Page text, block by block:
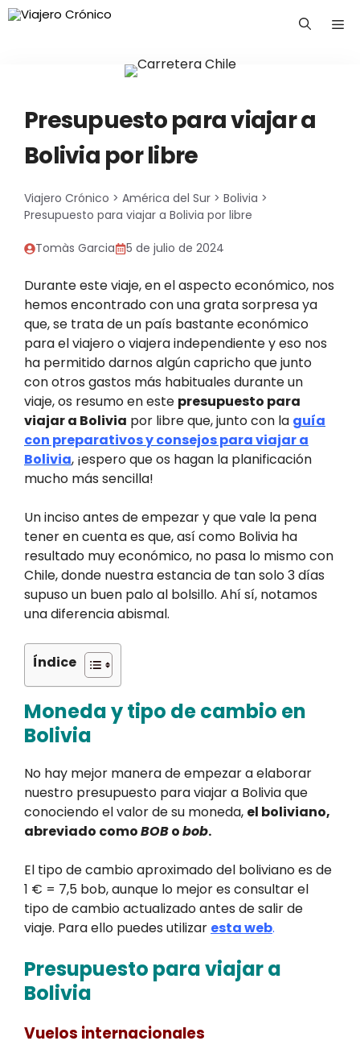
Saltar
Presupuesto para viajar a
Bolivia por libre
Viajero Crónico > América del Sur > Bolivia >
Presupuesto para viajar a Bolivia por libre
Tomàs Garcia 5 de julio de 2024
Durante este viaje, en el aspecto económico, nos
hemos encontrado con una grata sorpresa ya
que, se trata de un país bastante económico
para el viajero o viajera independiente y eso nos
ha permitido darnos algún capricho que junto
con otros gastos más habituales durante un
viaje, os resumo en este presupuesto para
viajar a Bolivia por libre que, junto con la guía
con preparativos y consejos para viajar a
Bolivia, ¡espero que os hagan la planificación
mucho más sencilla!
Un inciso antes de empezar y que vale la pena
tener en cuenta es que, así como Bolivia ha
resultado muy económico, no pasa lo mismo con
Chile, donde nuestra estancia de tan solo 3 días
supuso un buen palo al bolsillo. Ahí sí, notamos
una diferencia abismal.
Índice
Moneda y tipo de cambio en
Bolivia
No hay mejor manera de empezar a elaborar
nuestro presupuesto para viajar a Bolivia que
conociendo el valor de su moneda, el boliviano,
abreviado comoBOBobob.
El tipo de cambio aproximado del boliviano es de
1 € = 7,5 bob, aunque lo mejor es consultar el
tipo de cambio actualizado antes de salir de
viaje. Para ello puedes utilizar esta web.
Presupuesto para viajar a
Bolivia
Vuelos internacionales